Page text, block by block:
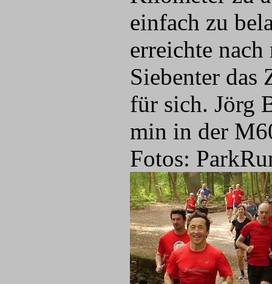
einfach zu
erreichte
Siebenter das
für sich. Jörg
min in der
Fotos: